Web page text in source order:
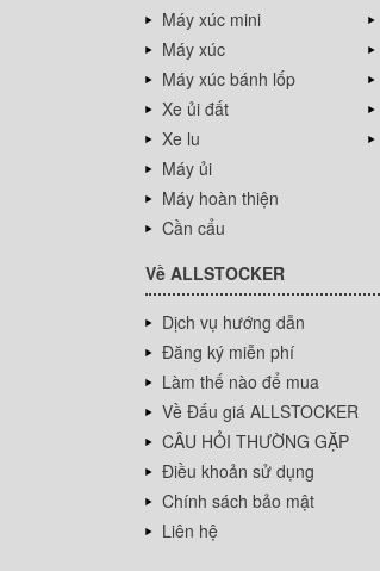
Máy xúc mini
Máy xúc
Máy xúc bánh lốp
Xe ủi đất
Xe lu
Máy ủi
Máy hoàn thiện
Cần cẩu
Về ALLSTOCKER
Dịch vụ hướng dẫn
Đăng ký miễn phí
Làm thế nào để mua
Về Đấu giá ALLSTOCKER
CÂU HỎI THƯỜNG GẶP
Điều khoản sử dụng
Chính sách bảo mật
Liên hệ